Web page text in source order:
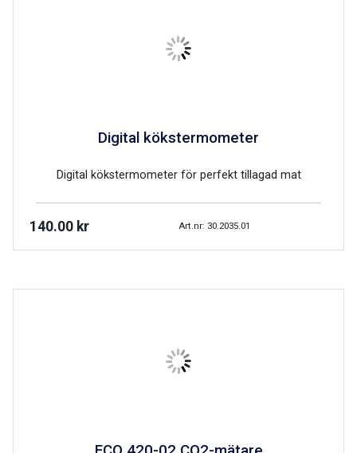
Digital kökstermometer
Digital kökstermometer för perfekt tillagad mat
140.00 kr Art.nr: 30.2035.01